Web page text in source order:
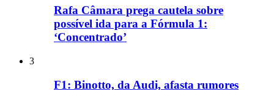
Rafa Câmara prega cautela sobre
possível ida para a Fórmula 1:
‘Concentrado’
3
F1: Binotto, da Audi, afasta rumores